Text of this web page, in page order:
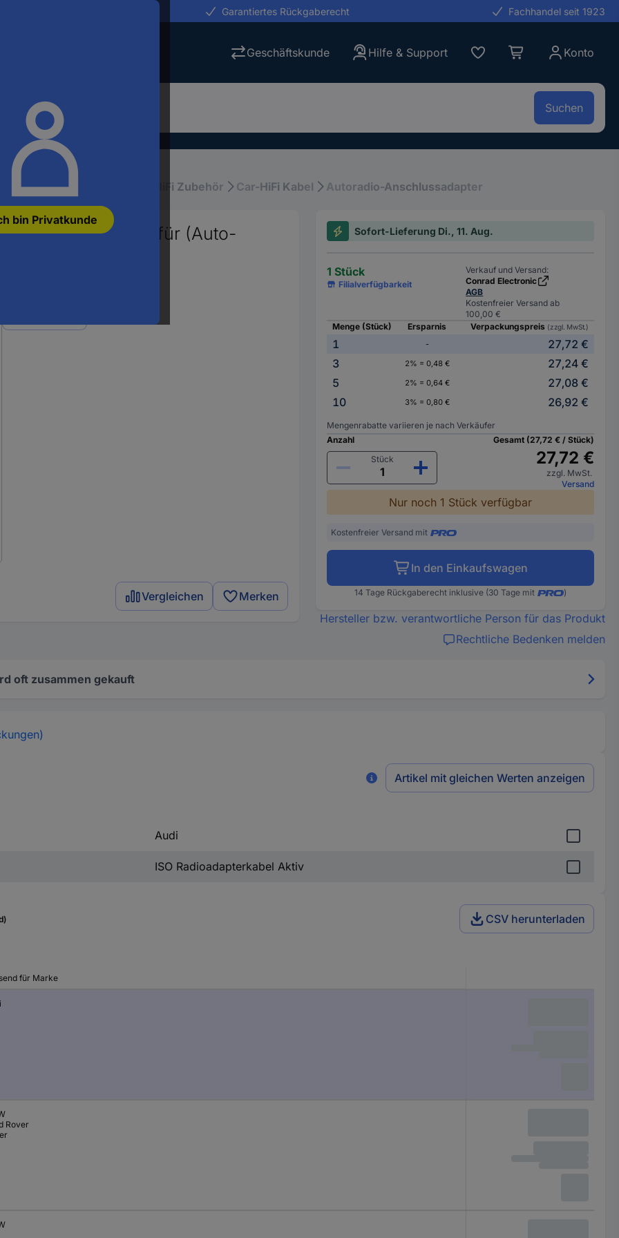
bin Privatkunde
Garantiertes Rückgaberecht Fachhandel seit 1923
Geschäftskunde Hilfe & Support Konto
Suchen
HiFi, Entertainment Car-HiFi Zubehör Car-HiFi Kabel Autoradio-Anschlussadapter
Aktiv Passend für (Auto-
Vergleichen Merken
Sofort-Lieferung Di., 11. Aug.
1 Stück
Filialverfügbarkeit
Verkauf und Versand:
Conrad Electronic
AGB
Kostenfreier Versand ab
100,00 €
Menge (Stück)
Ersparnis Verpackungspreis (zzgl. MwSt.)
1 -
27,72 €
3
2% = 0,48 €
27,24 €
5
2% = 0,64 €
27,08 €
10
3% = 0,80 € 26,92 €
Mengenrabatte variieren je nach Verkäufer
Anzahl
Stück
Gesamt (27,72 € / Stück)
27,72 €
zzgl. MwSt.
Versand
Nur noch 1 Stück verfügbar
Kostenfreier Versand mit
In den Einkaufswagen
14 Tage Rückgaberecht inklusive (30 Tage mit )
Hersteller bzw. verantwortliche Person für das Produkt
Rechtliche Bedenken melden
oft zusammen gekauft
Artikel mit gleichen Werten anzeigen
Audi
ISO Radioadapterkabel Aktiv
CSV herunterladen
für Marke
Rover